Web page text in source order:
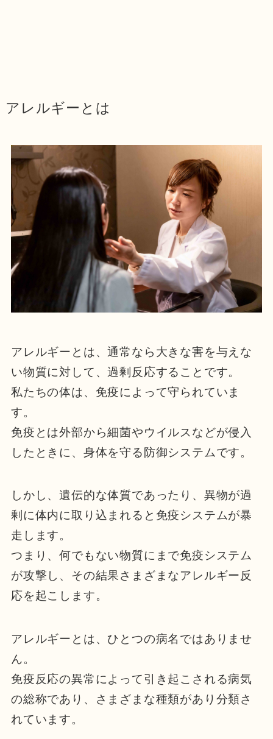
アレルギーとは
アレルギーとは、通常なら大きな害を与えな
い物質に対して、過剰反応することです。
私たちの体は、免疫によって守られていま
す。
免疫とは外部から細菌やウイルスなどが侵入
したときに、身体を守る防御システムです。
しかし、遺伝的な体質であったり、異物が過
剰に体内に取り込まれると免疫システムが暴
走します。
つまり、何でもない物質にまで免疫システム
が攻撃し、その結果さまざまなアレルギー反
応を起こします。
アレルギーとは、ひとつの病名ではありませ
ん。
免疫反応の異常によって引き起こされる病気
の総称であり、さまざまな種類があり分類さ
れています。